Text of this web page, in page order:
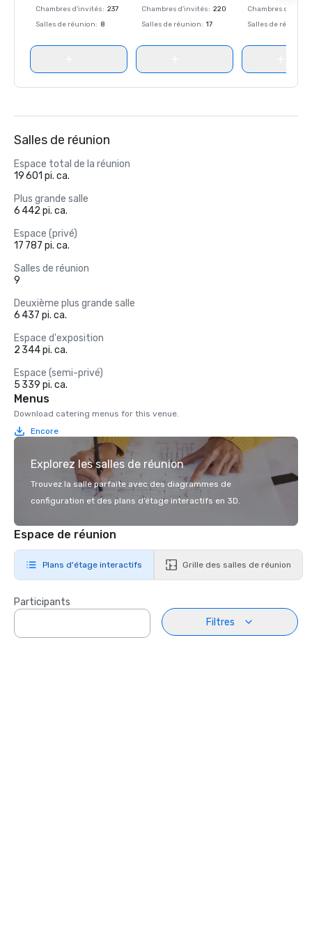
Chambres d'invités: 237
Salles de réunion: 8
Chambres d'invités: 220
Salles de réunion: 17
Chambres
Salles de réunion
Salles de réunion
Espace total de la réunion
19 601 pi. ca.
Plus grande salle
6 442 pi. ca.
Espace (privé)
17 787 pi. ca.
Salles de réunion
9
Deuxième plus grande salle
6 437 pi. ca.
Espace d'exposition
2 344 pi. ca.
Espace (semi-privé)
5 339 pi. ca.
Menus
Download catering menus for this venue.
Encore
Explorez les salles de réunion
Trouvez la salle parfaite avec des diagrammes de
configuration et des plans d’étage interactifs en 3D.
Espace de réunion
Plans d'étage interactifs Grille des salles de réunion
Participants
Filtres